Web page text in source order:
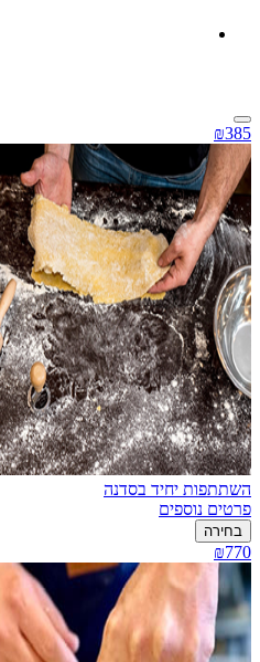
₪385
השתתפות יחיד בסדנה
פרטים נוספים
בחירה
₪770